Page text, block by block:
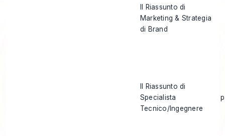
Il Riassunto di
Marketing & Strategia
di Brand
Il Riassunto di
Specialista
Tecnico/Ingegnere